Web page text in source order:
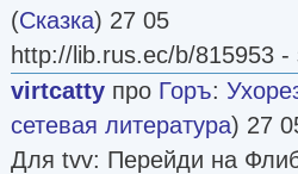
(Сказка) 27 05
http://lib.rus.ec/b/815953 -
virtcatty про Горъ:
сетевая литература) 27
Для tvv: Перейди на